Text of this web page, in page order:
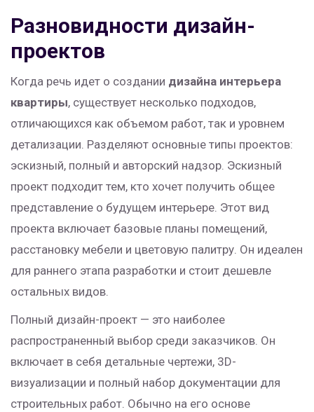
Разновидности дизайн-
проектов
Когда речь идет о создании дизайна интерьера
квартиры, существует несколько подходов,
отличающихся как объемом работ, так и уровнем
детализации. Разделяют основные типы проектов:
эскизный, полный и авторский надзор. Эскизный
проект подходит тем, кто хочет получить общее
представление о будущем интерьере. Этот вид
проекта включает базовые планы помещений,
расстановку мебели и цветовую палитру. Он идеален
для раннего этапа разработки и стоит дешевле
остальных видов.
Полный дизайн-проект — это наиболее
распространенный выбор среди заказчиков. Он
включает в себя детальные чертежи, 3D-
визуализации и полный набор документации для
строительных работ. Обычно на его основе